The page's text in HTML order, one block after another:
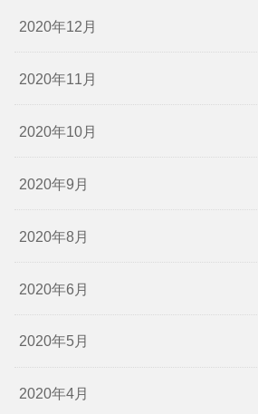
2020年12月
2020年11月
2020年10月
2020年9月
2020年8月
2020年6月
2020年5月
2020年4月